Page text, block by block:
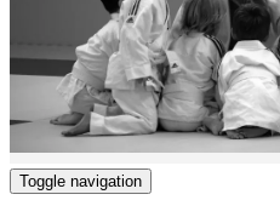
Toggle navigation